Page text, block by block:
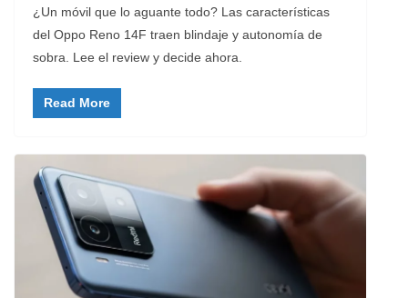
¿Un móvil que lo aguante todo? Las características
del Oppo Reno 14F traen blindaje y autonomía de
sobra. Lee el review y decide ahora.
Read More